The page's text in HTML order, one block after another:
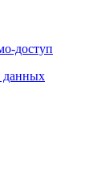
доступ
данных